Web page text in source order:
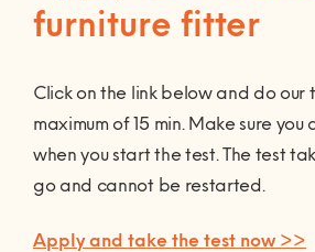
furniture fitter
Click on the link below and do our
maximum of 15 min. Make sure you
when you start the test. The test
go and cannot be restarted.
Apply and take the test now >>